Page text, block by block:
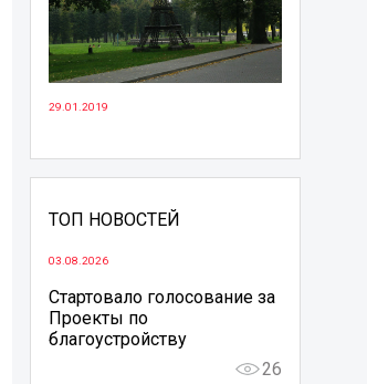
29.01.2019
ТОП НОВОСТЕЙ
03.08.2026
Стартовало голосование за
Проекты по
благоустройству
26